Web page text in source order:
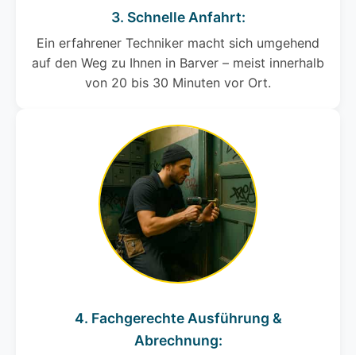
3. Schnelle Anfahrt:
Ein erfahrener Techniker macht sich umgehend
auf den Weg zu Ihnen in Barver – meist innerhalb
von 20 bis 30 Minuten vor Ort.
4. Fachgerechte Ausführung &
Abrechnung: